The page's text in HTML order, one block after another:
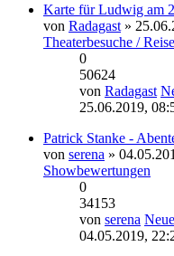
Karte für Ludwig am
von Radagast »
Theaterbesuche /
0
50624
von Radagast
25.06.2019,
Patrick Stanke -
von serena »
Showbewertungen
0
34153
von serena
04.05.2019,